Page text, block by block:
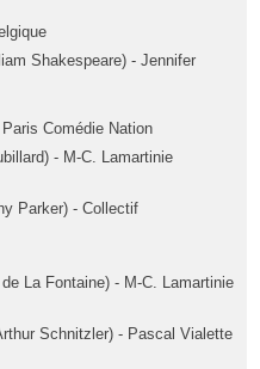
Shakespeare) - Jennifer
Comédie Nation
- M-C. Lamartinie
Parker) - Collectif
La Fontaine) - M-C. Lamartinie
Schnitzler) - Pascal Vialette